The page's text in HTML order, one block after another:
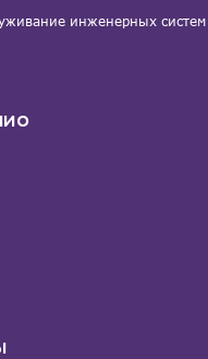
инженерных систем